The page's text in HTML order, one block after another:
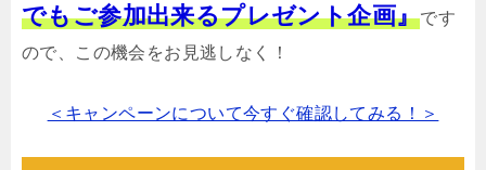
でもご参加出来るプレゼント企画』です
ので、この機会をお見逃しなく！
＜キャンペーンについて今すぐ確認してみる！＞